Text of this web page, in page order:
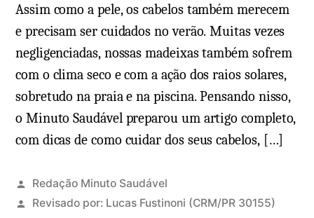
Assim como a pele, os cabelos também merecem
e precisam ser cuidados no verão. Muitas vezes
negligenciadas, nossas madeixas também sofrem
com o clima seco e com a ação dos raios solares,
sobretudo na praia e na piscina. Pensando nisso,
o Minuto Saudável preparou um artigo completo,
com dicas de como cuidar dos seus cabelos, […]
Redação Minuto Saudável
Revisado por: Lucas Fustinoni (CRM/PR 30155)